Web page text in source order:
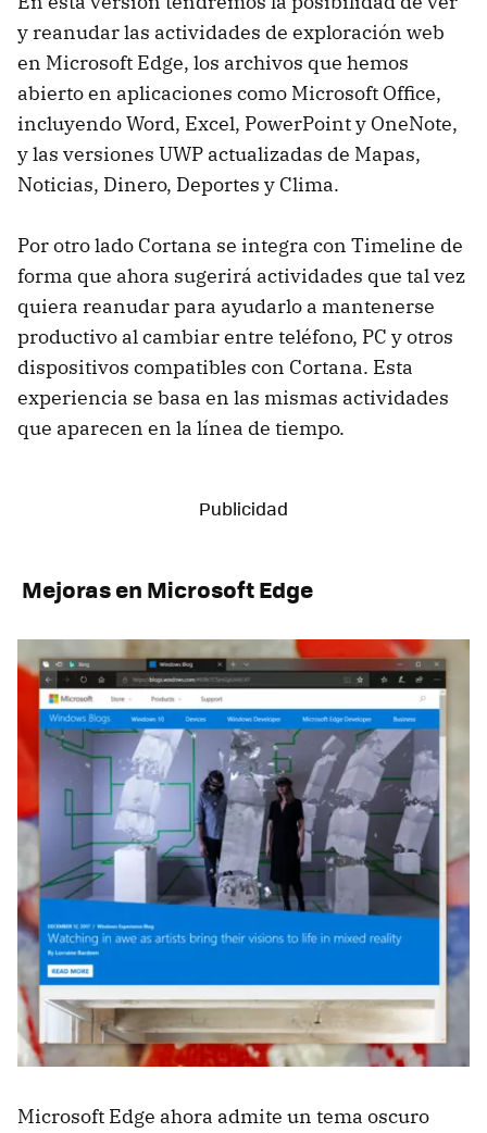
y reanudar las actividades de exploración web
en Microsoft Edge, los archivos que hemos
abierto en aplicaciones como Microsoft Office,
incluyendo Word, Excel, PowerPoint y OneNote,
y las versiones UWP actualizadas de Mapas,
Noticias, Dinero, Deportes y Clima.
Por otro lado Cortana se integra con Timeline de
forma que ahora sugerirá actividades que tal vez
quiera reanudar para ayudarlo a mantenerse
productivo al cambiar entre teléfono, PC y otros
dispositivos compatibles con Cortana. Esta
experiencia se basa en las mismas actividades
que aparecen en la línea de tiempo.
Mejoras en Microsoft Edge
Microsoft Edge ahora admite un tema oscuro